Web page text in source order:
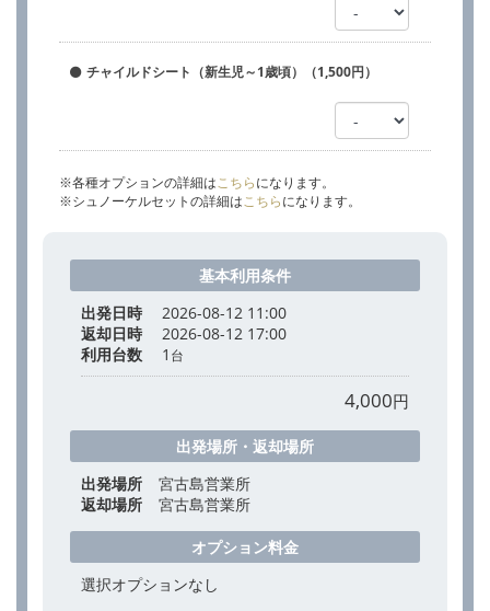
チャイルドシート（新生児～1歳頃）（1,500円）
※各種オプションの詳細はこちらになります。
※シュノーケルセットの詳細はこちらになります。
基本利用条件
出発日時
2026-08-12 11:00
返却日時
2026-08-12 17:00
利用台数
1 台
4,000円
出発場所・返却場所
出発場所
宮古島営業所
返却場所
宮古島営業所
オプション料金
選択オプションなし